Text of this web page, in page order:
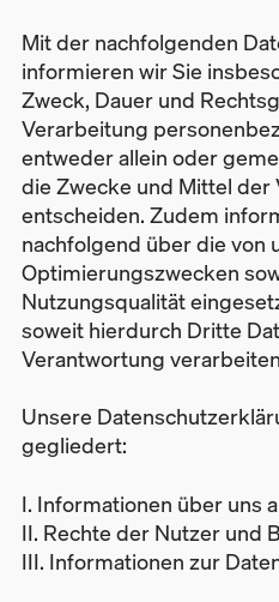
Mit der nachfolgenden
informieren wir Sie
Zweck, Dauer und
Verarbeitung
entweder allein oder
die Zwecke und Mittel der
entscheiden. Zudem
nachfolgend über die von
Optimierungszwecken
Nutzungsqualität
soweit hierdurch Dritte
Verantwortung
Unsere
gegliedert:
I. Informationen über uns
II. Rechte der Nutzer und
III. Informationen zur